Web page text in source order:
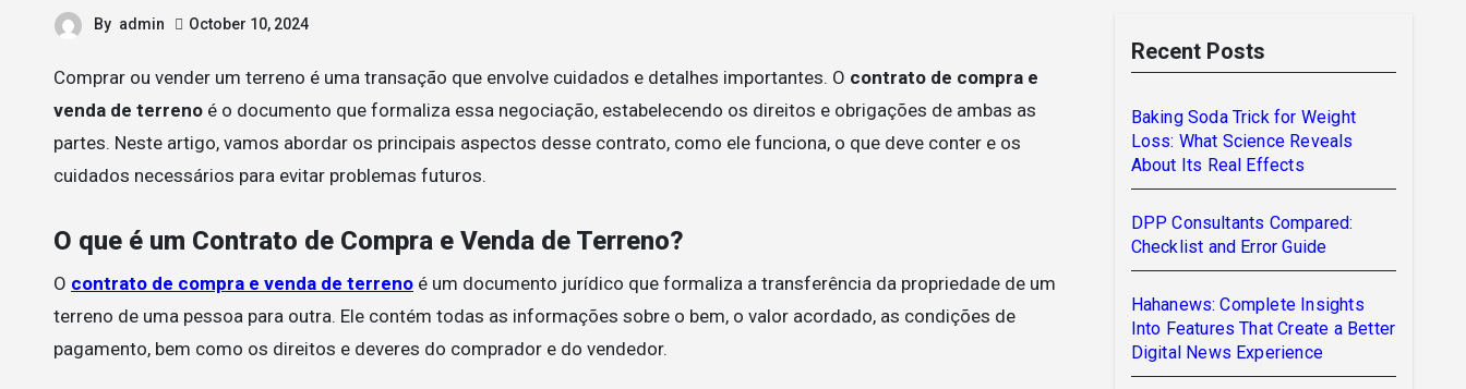
By admin October 10, 2024
Comprar ou vender um terreno é uma transação que envolve cuidados e detalhes importantes. O contrato de compra e
venda de terreno é o documento que formaliza essa negociação, estabelecendo os direitos e obrigações de ambas as
partes. Neste artigo, vamos abordar os principais aspectos desse contrato, como ele funciona, o que deve conter e os
cuidados necessários para evitar problemas futuros.
O que é um Contrato de Compra e Venda de Terreno?
O contrato de compra e venda de terreno é um documento jurídico que formaliza a transferência da propriedade de um
terreno de uma pessoa para outra. Ele contém todas as informações sobre o bem, o valor acordado, as condições de
pagamento, bem como os direitos e deveres do comprador e do vendedor.
Recent Posts
Baking Soda Trick for Weight
Loss: What Science Reveals
About Its Real Effects
DPP Consultants Compared:
Checklist and Error Guide
Hahanews: Complete Insights
Into Features That Create a Better
Digital News Experience